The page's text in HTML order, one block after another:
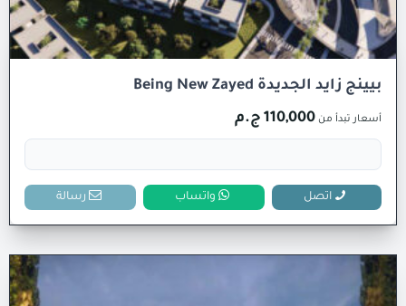
بيينج زايد الجديدة Being New Zayed
أسعار تبدأ من 110,000 ج.م
اتصل واتساب رسالة